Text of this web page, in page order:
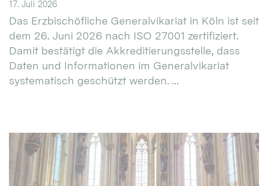
17. Juli 2026
Das Erzbischöfliche Generalvikariat in Köln ist seit
dem 26. Juni 2026 nach ISO 27001 zertifiziert.
Damit bestätigt die Akkreditierungsstelle, dass
Daten und Informationen im Generalvikariat
systematisch geschützt werden. ...